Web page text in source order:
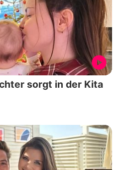
sorgt in der Kita